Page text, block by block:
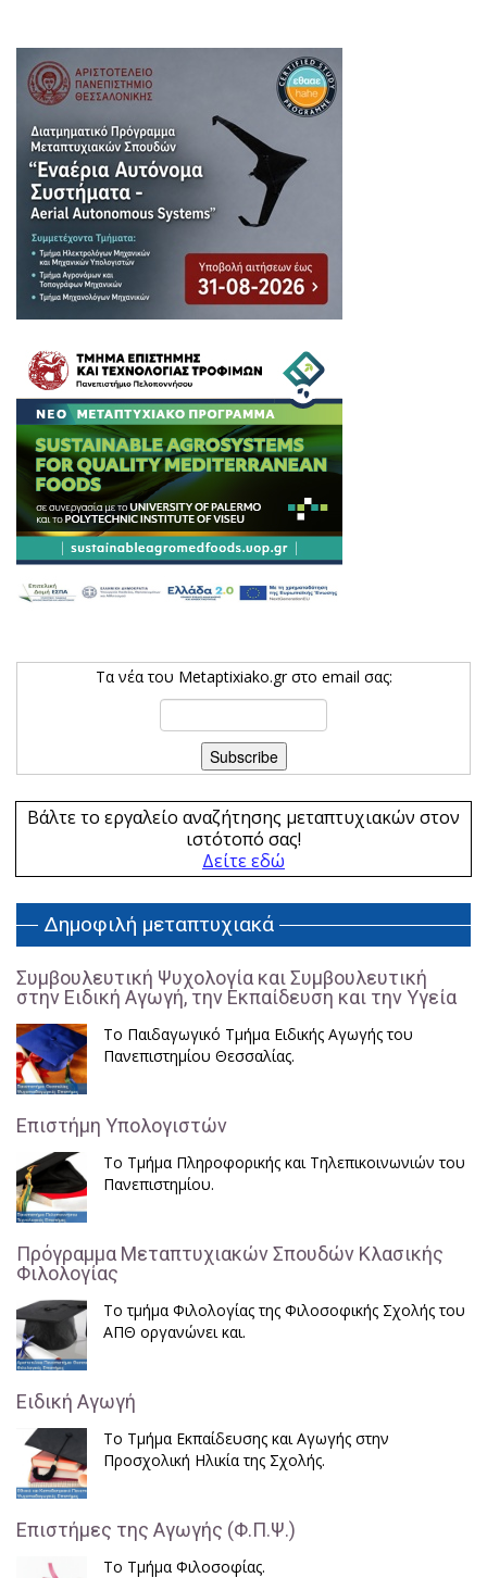
Τα νέα του Metaptixiako.gr στο email σας:
Βάλτε το εργαλείο αναζήτησης μεταπτυχιακών στον
ιστότοπό σας!
Δείτε εδώ
Δημοφιλή μεταπτυχιακά
Συμβουλευτική Ψυχολογία και Συμβουλευτική
στην Ειδική Αγωγή, την Εκπαίδευση και την Υγεία
Το Παιδαγωγικό Τμήμα Ειδικής Αγωγής του
Πανεπιστημίου Θεσσαλίας.
Επιστήμη Υπολογιστών
Το Τμήμα Πληροφορικής και Τηλεπικοινωνιών του
Πανεπιστημίου.
Πρόγραμμα Μεταπτυχιακών Σπουδών Κλασικής
Φιλολογίας
Το τμήμα Φιλολογίας της Φιλοσοφικής Σχολής του
ΑΠΘ οργανώνει και.
Ειδική Αγωγή
Το Τμήμα Εκπαίδευσης και Αγωγής στην
Προσχολική Ηλικία της Σχολής.
Επιστήμες της Αγωγής (Φ.Π.Ψ.)
Το Τμήμα Φιλοσοφίας.